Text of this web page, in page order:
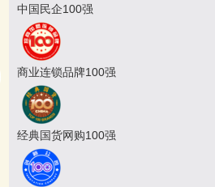
中国民企100强
商业连锁品牌100强
经典国货网购100强